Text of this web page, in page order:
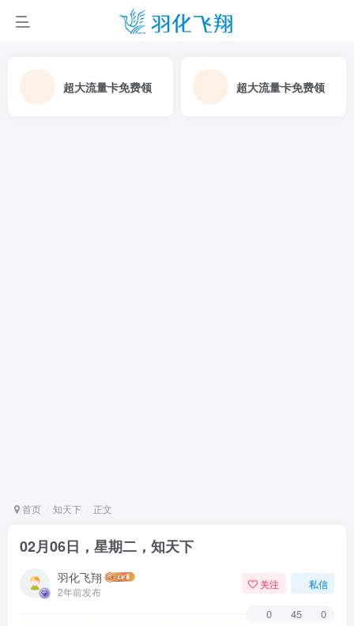
超大流量卡免费领 超大流量卡免费领
首页 知天下 正文
02月06日，星期二，知天下
羽化飞翔
2年前发布
关注 私信
0 45 0